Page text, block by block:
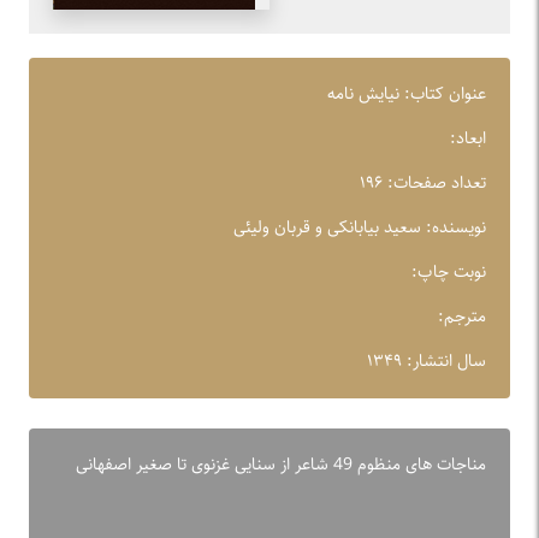
عنوان کتاب: نیایش نامه
ابعاد:
تعداد صفحات: ۱۹۶
نویسنده: سعید بیابانکی و قربان ولیئی
نوبت چاپ:
مترجم:
سال انتشار: ۱۳۴۹
مناجات های منظوم 49 شاعر از سنایی غزنوی تا صغیر اصفهانی